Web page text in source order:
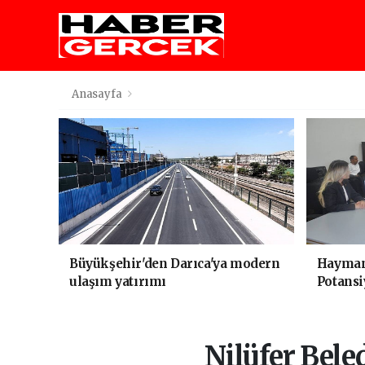
Anasayfa
Büyükşehir'den Darıca'ya modern
ulaşım yatırımı
Nilüfer